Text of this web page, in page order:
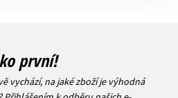
první!
vychází, na jaké zboží je výhodná